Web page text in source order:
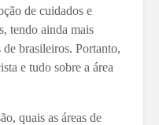
de cuidados e
tendo ainda mais
brasileiros. Portanto,
e tudo sobre a área
quais as áreas de